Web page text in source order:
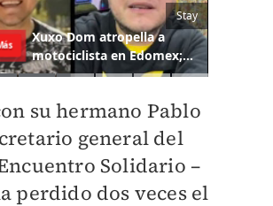
su hermano Pablo
general del
Solidario –
perdido dos veces el